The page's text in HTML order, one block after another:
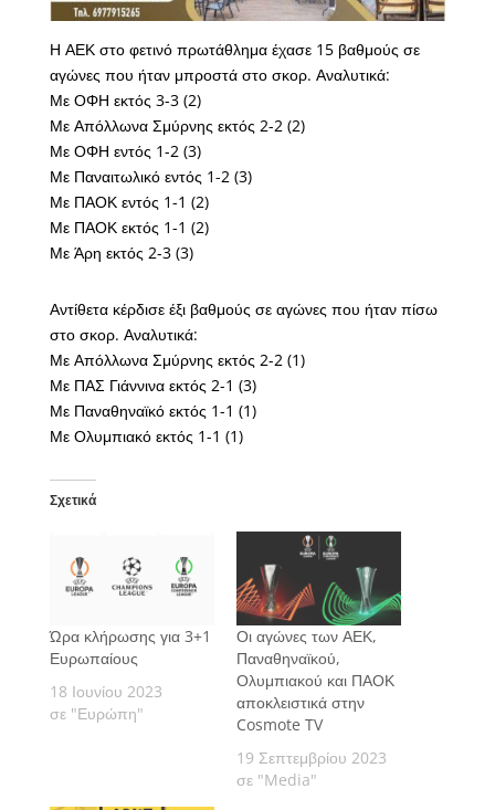
Η ΑΕΚ στο φετινό πρωτάθλημα έχασε 15 βαθμούς σε
αγώνες που ήταν μπροστά στο σκορ. Αναλυτικά:
Με ΟΦΗ εκτός 3-3 (2)
Με Απόλλωνα Σμύρνης εκτός 2-2 (2)
Με ΟΦΗ εντός 1-2 (3)
Με Παναιτωλικό εντός 1-2 (3)
Με ΠΑΟΚ εντός 1-1 (2)
Με ΠΑΟΚ εκτός 1-1 (2)
Με Άρη εκτός 2-3 (3)
Αντίθετα κέρδισε έξι βαθμούς σε αγώνες που ήταν πίσω
στο σκορ. Αναλυτικά:
Με Απόλλωνα Σμύρνης εκτός 2-2 (1)
Με ΠΑΣ Γιάννινα εκτός 2-1 (3)
Με Παναθηναϊκό εκτός 1-1 (1)
Με Ολυμπιακό εκτός 1-1 (1)
Σχετικά
Ώρα κλήρωσης για 3+1
Ευρωπαίους
18 Ιουνίου 2023
σε "Ευρώπη"
Οι αγώνες των ΑΕΚ,
Παναθηναϊκού,
Ολυμπιακού και ΠΑΟΚ
αποκλειστικά στην
Cosmote TV
19 Σεπτεμβρίου 2023
σε "Media"